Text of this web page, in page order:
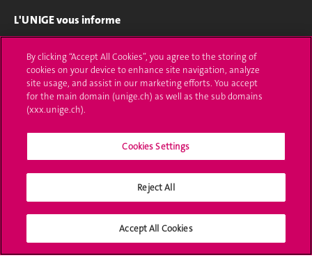
L'UNIGE vous informe
Médias
Offres d'emploi
Bibliothèque
Calendrier académique
By clicking “Accept All Cookies”, you agree to the storing of
cookies on your device to enhance site navigation, analyze
site usage, and assist in our marketing efforts. You accept
for the main domain (unige.ch) as well as the sub domains
(xxx.unige.ch).
Cookies Settings
Reject All
Accept All Cookies